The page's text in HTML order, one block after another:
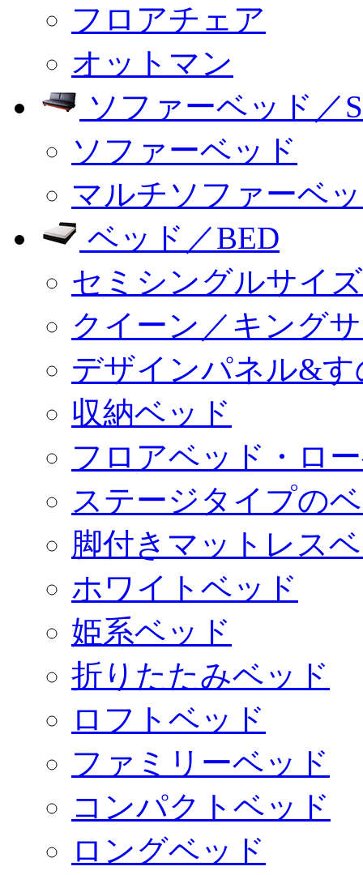
フロアチェア
オットマン
ソファーベッド／
ソファーベッド
マルチソファーベ
ベッド／BED
セミシングルサイ
クイーン／キング
デザインパネル&
収納ベッド
フロアベッド・ロ
ステージタイプの
脚付きマットレス
ホワイトベッド
姫系ベッド
折りたたみベッド
ロフトベッド
ファミリーベッド
コンパクトベッド
ロングベッド